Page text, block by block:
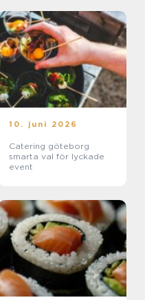
10. juni 2026
Catering göteborg
smarta val för lyckade
event